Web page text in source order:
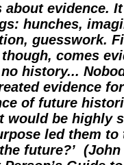
about evidence.
hunches,
guesswork.
comes
history...
evidence
of future
would be highly
led them to
future?’ (John